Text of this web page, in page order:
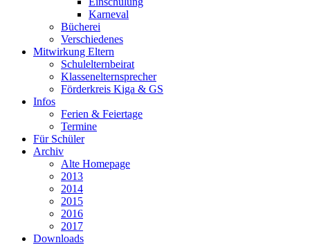
Karneval
Bücherei
Verschiedenes
Mitwirkung Eltern
Schulelternbeirat
Klassenelternsprecher
Förderkreis Kiga & GS
Infos
Ferien & Feiertage
Termine
Für Schüler
Archiv
Alte Homepage
2013
2014
2015
2016
2017
Downloads